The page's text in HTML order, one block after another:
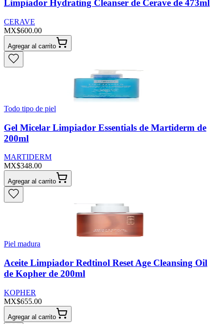
Limpiador Hydrating Cleanser de Cerave de 473ml
CERAVE
MX$600.00
Agregar al carrito
Todo tipo de piel
Gel Micelar Limpiador Essentials de Martiderm de
200ml
MARTIDERM
MX$348.00
Agregar al carrito
Piel madura
Aceite Limpiador Redtinol Reset Age Cleansing Oil
de Kopher de 200ml
KOPHER
MX$655.00
Agregar al carrito